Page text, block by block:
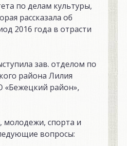
по делам культуры,
рассказала об
2016 года в отрасти
зав. отделом по
района Лилия
«Бежецкий район»,
молодежи, спорта и
вопросы: